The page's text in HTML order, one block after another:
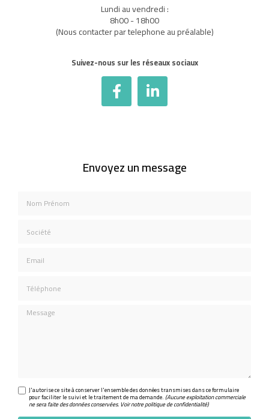
Lundi au vendredi :
8h00 - 18h00
(Nous contacter par telephone au préalable)
Suivez-nous sur les réseaux sociaux
Envoyez un message
Message
J'autorise ce site à conserver l'ensemble des données transmises dans ce formulaire
pour faciliter le suivi et le traitement de ma demande. (Aucune exploitation commerciale
ne sera faite des données conservées. Voir notrepolitique de confidentialité)